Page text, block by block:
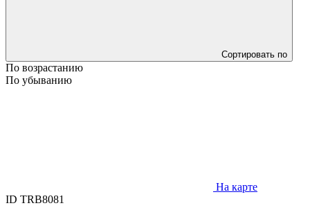
Сортировать по
По возрастанию
По убыванию
На карте
ID TRB8081